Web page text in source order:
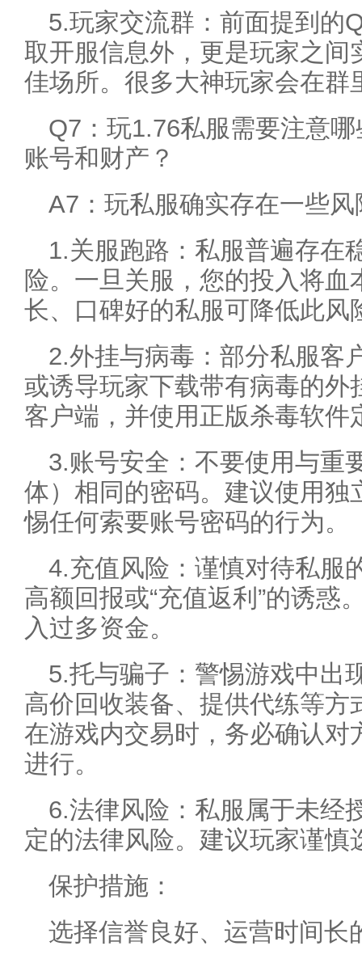
5.玩家交流群：前面提到的
取开服信息外，更是玩家之间
佳场所。很多大神玩家会在群
Q7：玩1.76私服需要注意
账号和财产？
A7：玩私服确实存在一些
1.关服跑路：私服普遍存在
险。一旦关服，您的投入将
长、口碑好的私服可降低此风
2.外挂与病毒：部分私服客
或诱导玩家下载带有病毒的外
客户端，并使用正版杀毒软件
3.账号安全：不要使用与重
体）相同的密码。建议使用独
惕任何索要账号密码的行为。
4.充值风险：谨慎对待私服
高额回报或“充值返利”的诱惑
入过多资金。
5.托与骗子：警惕游戏中出
高价回收装备、提供代练等方
在游戏内交易时，务必确认对
进行。
6.法律风险：私服属于未经
定的法律风险。建议玩家谨
保护措施：
选择信誉良好、运营时间长